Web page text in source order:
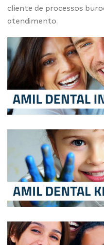
cliente de processos
atendimento.